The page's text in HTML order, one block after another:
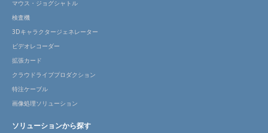
マウス・ジョグシャトル
検査機
3Dキャラクタージェネレーター
ビデオレコーダー
拡張カード
クラウドライブプロダクション
特注ケーブル
画像処理ソリューション
ソリューションから探す